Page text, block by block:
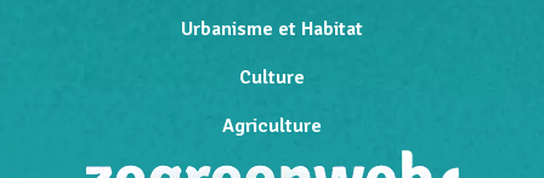
Urbanisme et Habitat
Culture
Agriculture